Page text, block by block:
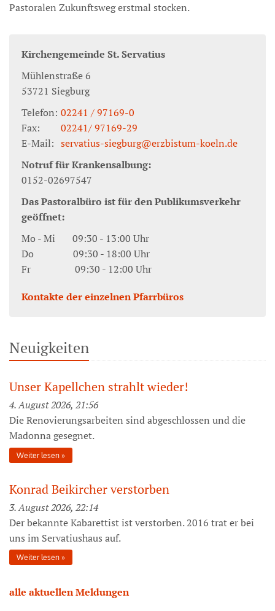
Pastoralen Zukunftsweg erstmal stocken.
Kirchengemeinde St. Servatius
Mühlenstraße 6
53721 Siegburg
Telefon: 02241 / 97169-0
Fax:
02241/ 97169-29
E-Mail: servatius-siegburg@erzbistum-koeln.de
Notruf für Krankensalbung:
0152-02697547
Das Pastoralbüro ist für den Publikumsverkehr
geöffnet:
Mo - Mi 09:30 - 13:00 Uhr
Do 09:30 - 18:00 Uhr
Fr 09:30 - 12:00 Uhr
Kontakte der einzelnen Pfarrbüros
Neuigkeiten
Unser Kapellchen strahlt wieder!
4. August 2026, 21:56
Die Renovierungsarbeiten sind abgeschlossen und die
Madonna gesegnet.
Weiter lesen
Konrad Beikircher verstorben
3. August 2026, 22:14
Der bekannte Kabarettist ist verstorben. 2016 trat er bei
uns im Servatiushaus auf.
Weiter lesen
alle aktuellen Meldungen